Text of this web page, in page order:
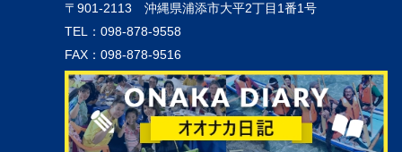
〒901-2113 沖縄県浦添市大平2丁目1番1号
TEL：098-878-9558
FAX：098-878-9516